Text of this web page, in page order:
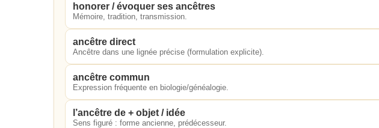
honorer / évoquer ses ancêtres
Mémoire, tradition, transmission.
ancêtre direct
Ancêtre dans une lignée précise (formulation explicite).
ancêtre commun
Expression fréquente en biologie/généalogie.
l’ancêtre de + objet / idée
Sens figuré : forme ancienne, prédécesseur.